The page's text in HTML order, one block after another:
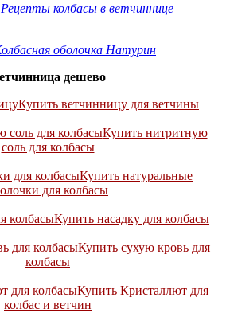
Рецепты колбасы в ветчиннице
оболочка Натурин
дешево
Купить ветчинницу для ветчины
Купить нитритную
соль для колбасы
Купить натуральные
для колбасы
Купить насадку для колбасы
Купить сухую кровь для
колбасы
Купить Кристаллют для
колбас и ветчин